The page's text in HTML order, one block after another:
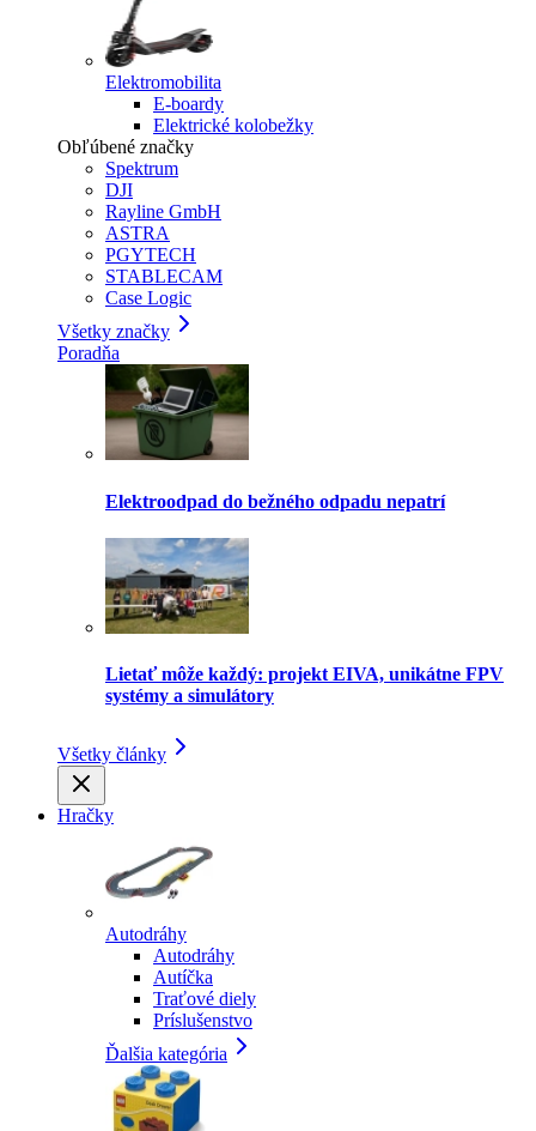
Elektromobilita
E-boardy
Elektrické kolobežky
Obľúbené značky
Spektrum
DJI
Rayline GmbH
ASTRA
PGYTECH
STABLECAM
Case Logic
Všetky značky
Poradňa
Elektroodpad do bežného odpadu nepatrí
Lietať môže každý: projekt EIVA, unikátne FPV
systémy a simulátory
Všetky články
Hračky
Autodráhy
Autodráhy
Autíčka
Traťové diely
Príslušenstvo
Ďalšia kategória